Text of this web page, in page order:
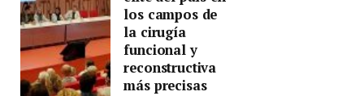
los campos de
la cirugía
funcional y
reconstructiva
más precisas